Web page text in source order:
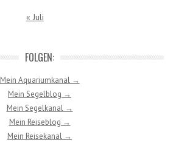
« Juli
FOLGEN:
Mein Aquariumkanal →
Mein Segelblog →
Mein Segelkanal →
Mein Reiseblog →
Mein Reisekanal →